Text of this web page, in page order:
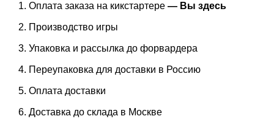
Оплата заказа на кикстартере — Вы здесь
Производство игры
Упаковка и рассылка до форвардера
Переупаковка для доставки в Россию
Оплата доставки
Доставка до склада в Москве